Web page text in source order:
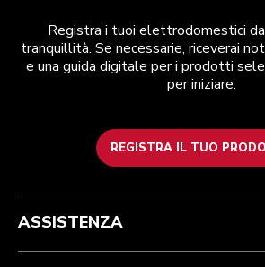
Registra i tuoi elettrodomestici
tranquillità. Se necessarie, riceverai
e una guida digitale per i prodotti
per iniziare.
REGISTRA IL TUO
Health Check
Traccia il tuo ordine
Garanzia e documentazione
FAQ
Termini e condizioni
Resi e rimborsi
Imprint
ODR
Per il marchio
Trova un negozio
ASSISTENZA